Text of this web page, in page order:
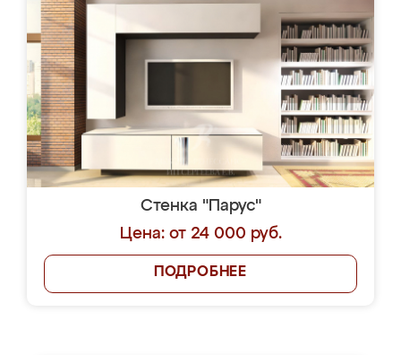
Стенка "Парус"
Цена: от 24 000 руб.
ПОДРОБНЕЕ